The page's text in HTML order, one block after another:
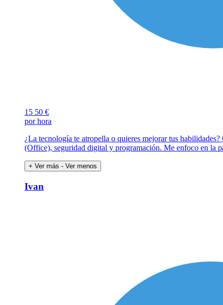
15 50 €
por hora
¿La tecnología te atropella o quieres mejorar tus
(Office), seguridad digital y programación. Me enfoco en la
+ Ver más - Ver menos
Ivan